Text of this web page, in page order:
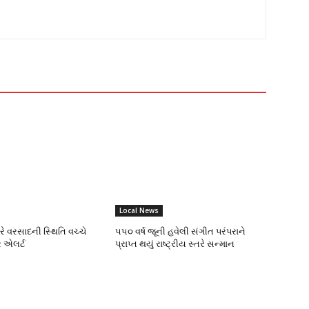
વરસાદની સ્થિતિ વચ્ચે
એલર્ટ
Local News
૫૫૦ વર્ષ જૂની હવેલી સંગીત પરંપરાને
પ્રાપ્ત થયું રાષ્ટ્રીય સ્તરે સન્માન